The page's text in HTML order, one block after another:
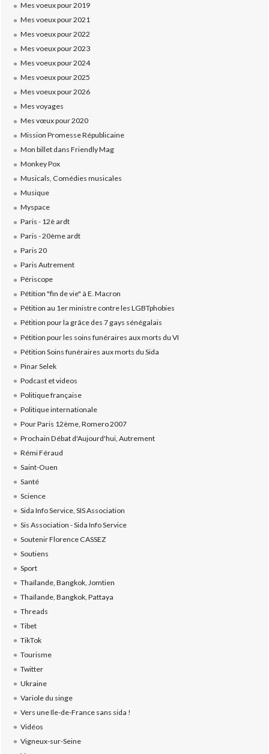
Mes voeux pour 2019
Mes voeux pour 2021
Mes voeux pour 2022
Mes voeux pour 2023
Mes voeux pour 2024
Mes voeux pour 2025
Mes voeux pour 2026
Mes voyages
Mes vœux pour 2020
Mission Promesse Républicaine
Mon billet dans Friendly Mag
Monkey Pox
Musicals, Comédies musicales
Musique
Myspace
Paris - 12è ardt
Paris - 20ème ardt
Paris 20
Paris Autrement
Périscope
Pétition "fin de vie" à E. Macron
Pétition au 1er ministre contre les LGBTphobies
Pétition pour la grâce des 7 gays sénégalais
Pétition pour les soins funéraires aux morts du VI
Pétition Soins funéraires aux morts du Sida
Pinar Selek
Podcast et videos
Politique française
Politique internationale
Pour Paris 12ème, Romero 2007
Prochain Débat d'Aujourd'hui, Autrement
Rémi Féraud
Saint-Ouen
Santé
Science
Sida Info Service, SIS Association
Sis Association - Sida Info Service
Soutenir Florence CASSEZ
Soutiens
Sport
Thaïlande, Bangkok, Jomtien
Thaïlande, Bangkok, Pattaya
Threads
Tibet
TikTok
Tourisme
Twitter
Ukraine
Variole du singe
Vers une Ile-de-France sans sida !
Vidéos
Vigneux-sur-Seine